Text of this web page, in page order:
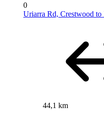
0
Uriarra Rd, Crestwood
44,1 km